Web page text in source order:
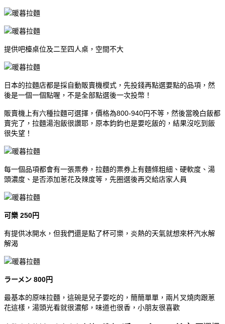
提供吧檯桌位及二至四人桌，空間不大
日本的拉麵店都是採自動販賣機模式，先投錢再點選要點的品項，然
後是一個一個點喔，不是全部點選後一次投幣！
販賣機上有六種拉麵可選擇，價格為800-940円不等，然後當晚白飯都
賣完了，拉麵湯泡飯很讚耶，原本鈞鈞也是要吃飯的，結果沒吃到飯
很失望！
每一個品項都會有一張票券，拉麵的票券上有麵條粗細、硬軟度、湯
頭濃度、是否添加蔥花及辣度等，先圈選後再交給店家人員
可樂 250円
有提供冰開水，但我們還是點了杯可樂，炎熱的天氣就想來杯汽水解
解渴
ラーメン 800円
最基本的原味拉麵，這碗是兒子要吃的，簡簡單單，兩片叉燒肉跟蔥
花這樣，湯頭光看就很濃郁，味道也很香，小朋友很喜歡